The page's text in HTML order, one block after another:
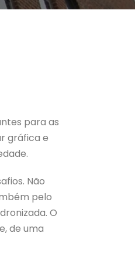
para as
gráfica e
Não
pelo
O
de uma